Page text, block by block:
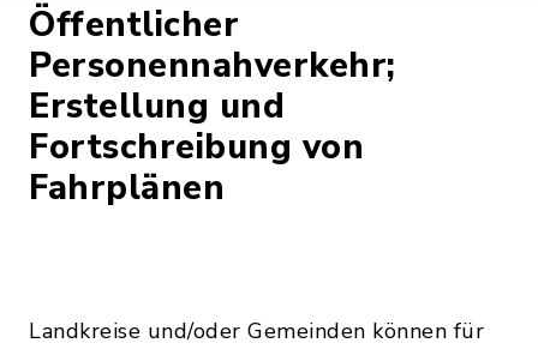
Öffentlicher
Personennahverkehr;
Erstellung und
Fortschreibung von
Fahrplänen
Landkreise und/oder Gemeinden können für